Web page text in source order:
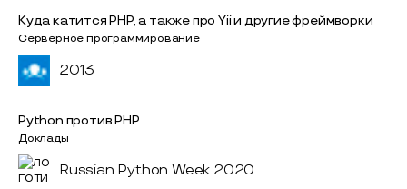
Куда катится PHP, а также про Yii и другие фреймворки
Серверное программирование
2013
Python против PHP
Доклады
Russian Python Week 2020